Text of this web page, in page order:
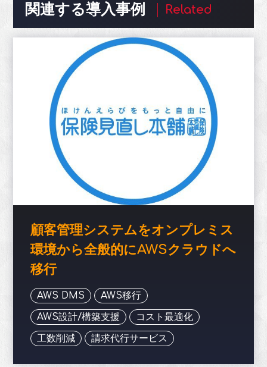
関連する導入事例 Related
顧客管理システムをオンプレミス
環境から全般的にAWSクラウドへ
移行
AWS DMS
AWS移行
AWS設計/構築支援
コスト最適化
工数削減
請求代行サービス